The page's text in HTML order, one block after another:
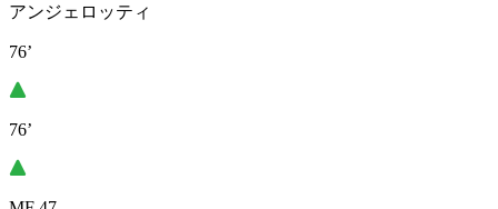
アンジェロッティ
76’
76’